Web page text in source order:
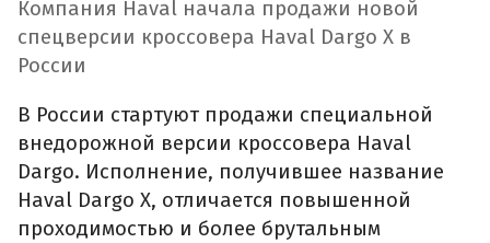
Компания Haval начала продажи новой
спецверсии кроссовера Haval Dargo X в
России
В России стартуют продажи специальной
внедорожной версии кроссовера Haval
Dargo. Исполнение, получившее название
Haval Dargo X, отличается повышенной
проходимостью и более брутальным